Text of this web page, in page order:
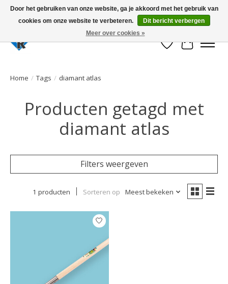
Large selection of products and fast shipping!
Verlanglijst
Home / Tags / diamant atlas
Producten getagd met
diamant atlas
Filters weergeven
1 producten Sorteren op Meest bekeken
Door het gebruiken van onze website, ga je akkoord met het gebruik van
cookies om onze website te verbeteren.
Dit bericht verbergen
Meer over cookies »